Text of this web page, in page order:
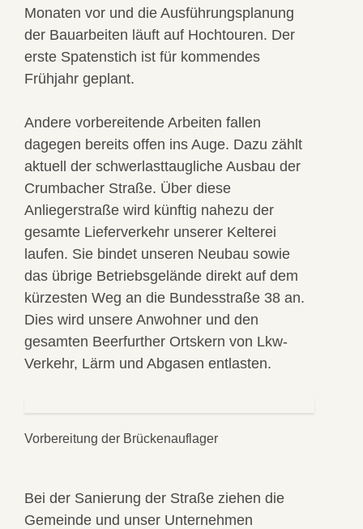
Monaten vor und die Ausführungsplanung
der Bauarbeiten läuft auf Hochtouren. Der
erste Spatenstich ist für kommendes
Frühjahr geplant.
Andere vorbereitende Arbeiten fallen
dagegen bereits offen ins Auge. Dazu zählt
aktuell der schwerlasttaugliche Ausbau der
Crumbacher Straße. Über diese
Anliegerstraße wird künftig nahezu der
gesamte Lieferverkehr unserer Kelterei
laufen. Sie bindet unseren Neubau sowie
das übrige Betriebsgelände direkt auf dem
kürzesten Weg an die Bundesstraße 38 an.
Dies wird unsere Anwohner und den
gesamten Beerfurther Ortskern von Lkw-
Verkehr, Lärm und Abgasen entlasten.
Vorbereitung der Brückenauflager
Bei der Sanierung der Straße ziehen die
Gemeinde und unser Unternehmen